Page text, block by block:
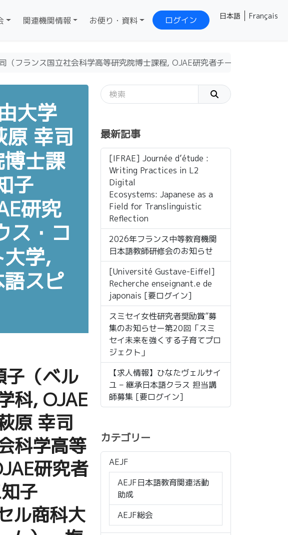
関連機関情報 お便り・資料 ログイン Français
日本語
フランス国立社会科学高等研究院博士課程, OJAE研究者チーム）、高
大学
原 幸司
博士課
子
研究
ス・コ
学,
スピ
子（ベル
科, OJAE
原 幸司
科学高等
研究者
子
ル商科大
最新記事
[IFRAE] Journée d’étude :
Writing Practices in L2
Digital
Ecosystems: Japanese as a
Field for Translinguistic
Reflection
2026年フランス中等教育機関
日本語教師研修会のお知らせ
[Université Gustave-Eiffel]
Recherche enseignant.e de
japonais [要ログイン]
スミセイ女性研究者奨励賞”募
集のお知らせー第20回「スミ
セイ未来を強くする子育てプロ
ジェクト」
【求人情報】ひなたヴェルサイ
ユ – 継承日本語クラス 担当講
師募集 [要ログイン]
カテゴリー
AEJF
AEJF日本語教育関連活動
助成
AEJF総会